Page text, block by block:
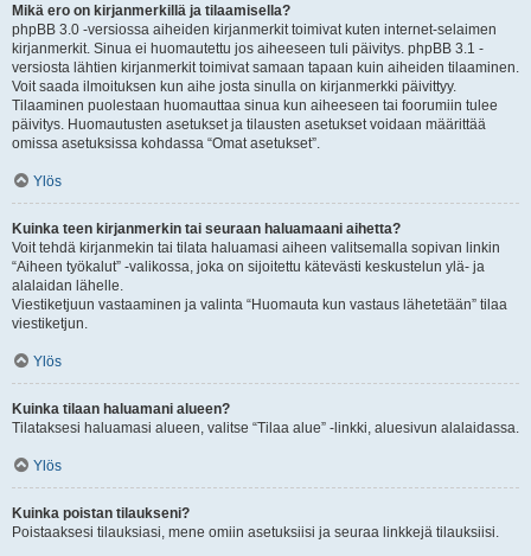
Mikä ero on kirjanmerkillä ja tilaamisella?
phpBB 3.0 -versiossa aiheiden kirjanmerkit toimivat kuten internet-selaimen
kirjanmerkit. Sinua ei huomautettu jos aiheeseen tuli päivitys. phpBB 3.1 -
versiosta lähtien kirjanmerkit toimivat samaan tapaan kuin aiheiden tilaaminen.
Voit saada ilmoituksen kun aihe josta sinulla on kirjanmerkki päivittyy.
Tilaaminen puolestaan huomauttaa sinua kun aiheeseen tai foorumiin tulee
päivitys. Huomautusten asetukset ja tilausten asetukset voidaan määrittää
omissa asetuksissa kohdassa “Omat asetukset”.
Ylös
Kuinka teen kirjanmerkin tai seuraan haluamaani aihetta?
Voit tehdä kirjanmekin tai tilata haluamasi aiheen valitsemalla sopivan linkin
“Aiheen työkalut” -valikossa, joka on sijoitettu kätevästi keskustelun ylä- ja
alalaidan lähelle.
Viestiketjuun vastaaminen ja valinta “Huomauta kun vastaus lähetetään” tilaa
viestiketjun.
Ylös
Kuinka tilaan haluamani alueen?
Tilataksesi haluamasi alueen, valitse “Tilaa alue” -linkki, aluesivun alalaidassa.
Ylös
Kuinka poistan tilaukseni?
Poistaaksesi tilauksiasi, mene omiin asetuksiisi ja seuraa linkkejä tilauksiisi.